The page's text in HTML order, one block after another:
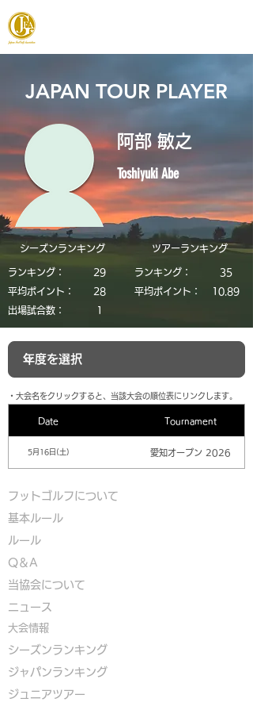
JAPAN TOUR PLAYER
阿部 敏之
Toshiyuki Abe
シーズンランキング
ランキング：
29
平均ポイント：
28
​出場試合数：
1
​ツアーランキング
ランキング：
35
平均ポイント：
10.89
​・大会名をクリックすると、当該大会の順位表にリンクします。
Date Tournament
5月16日(土) 愛知オープン 2026
フットゴルフについて
基本ルール
ルール
Q＆A
​当協会について
​ニュース
大会情報
シーズンランキング
ジャパンランキング
ジュニアツアー